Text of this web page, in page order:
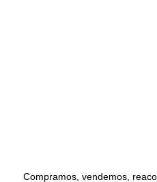
Compramos, vendemos,